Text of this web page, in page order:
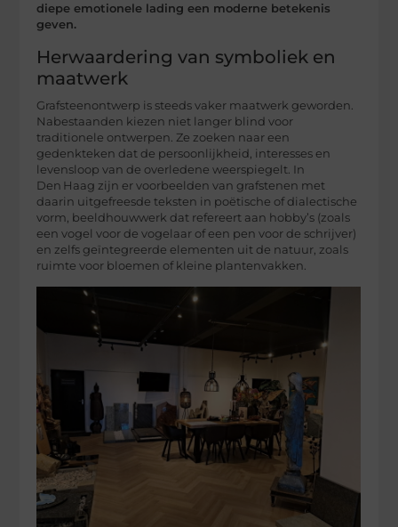
diepe emotionele lading een moderne betekenis
geven.
Herwaardering van symboliek en
maatwerk
Grafsteenontwerp is steeds vaker maatwerk geworden.
Nabestaanden kiezen niet langer blind voor
traditionele ontwerpen. Ze zoeken naar een
gedenkteken dat de persoonlijkheid, interesses en
levensloop van de overledene weerspiegelt. In
Den Haag zijn er voorbeelden van grafstenen met
daarin uitgefreesde teksten in poëtische of dialectische
vorm, beeldhouwwerk dat refereert aan hobby’s (zoals
een vogel voor de vogelaar of een pen voor de schrijver)
en zelfs geïntegreerde elementen uit de natuur, zoals
ruimte voor bloemen of kleine plantenvakken.